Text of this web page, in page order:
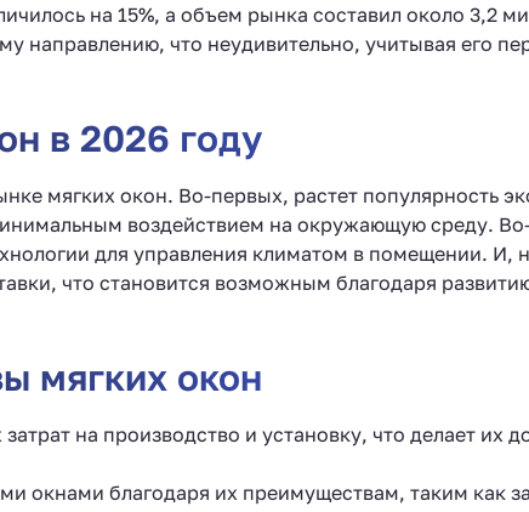
на 15%, а объем рынка составил около 3,2
направлению, что неудивительно, учитывая его
в 2026 году
мягких окон. Во-первых, растет популярность
воздействием на окружающую среду.
для управления климатом в помещении. И,
что становится возможным благодаря
мягких окон
на производство и установку, что делает
окнами благодаря их преимуществам, таким как